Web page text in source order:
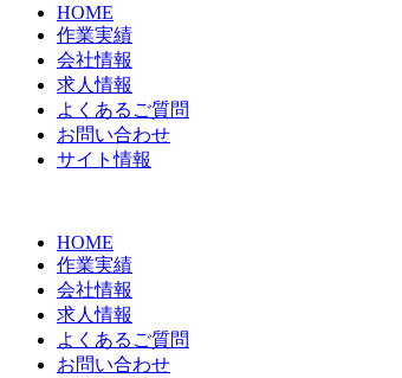
HOME
作業実績
会社情報
求人情報
よくあるご質問
お問い合わせ
サイト情報
HOME
作業実績
会社情報
求人情報
よくあるご質問
お問い合わせ